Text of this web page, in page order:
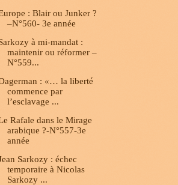
: Blair ou Junker ?
–N°560- 3e année
à mi-mandat :
maintenir ou réformer –
N°559...
: «… la liberté
commence par
l’esclavage ...
Rafale dans le Mirage
arabique ?-N°557-3e
année
Sarkozy : échec
temporaire à Nicolas
Sarkozy ...